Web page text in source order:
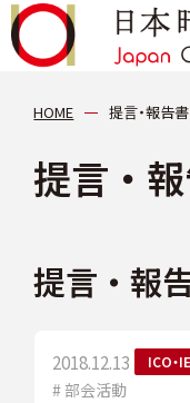
協会について
分科会
提言・報告書
HOME 提言・報告書
提言・
提言・報
2018.12.13 ICO・
# 部会活動